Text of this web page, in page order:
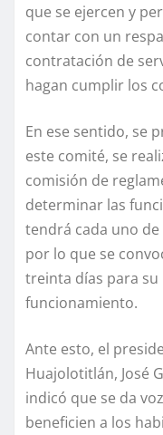
que se ejercen y
contar con un
contratación de
hagan cumplir los
En ese sentido, se
este comité, se
comisión de
determinar las
tendrá cada uno
por lo que se
treinta días para
funcionamiento.
Ante esto, el
Huajolotitlán, José
indicó que se da
beneficien a los